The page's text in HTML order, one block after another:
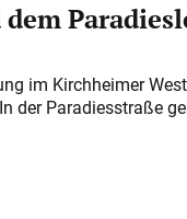
im Kirchheimer
der Paradiesstraße